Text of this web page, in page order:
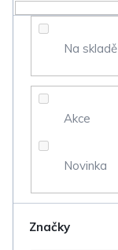
o
Na skladě
Akce
Novinka
Značky